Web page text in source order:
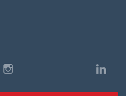
i l